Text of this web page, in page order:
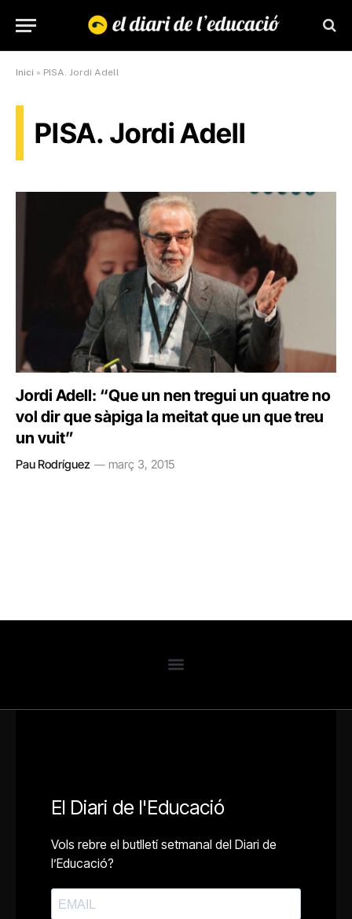
Inici » PISA. Jordi Adell
PISA. Jordi Adell
Jordi Adell: “Que un nen tregui un quatre no
vol dir que sàpiga la meitat que un que treu
un vuit”
Pau Rodríguez març 3, 2015